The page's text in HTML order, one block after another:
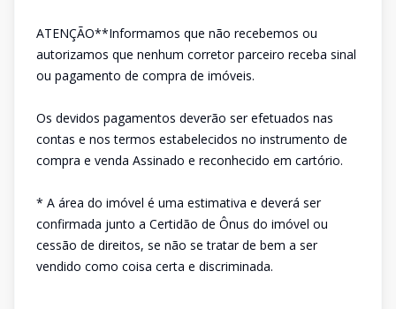
ATENÇÃO**Informamos que não recebemos ou
autorizamos que nenhum corretor parceiro receba sinal
ou pagamento de compra de imóveis.
Os devidos pagamentos deverão ser efetuados nas
contas e nos termos estabelecidos no instrumento de
compra e venda Assinado e reconhecido em cartório.
* A área do imóvel é uma estimativa e deverá ser
confirmada junto a Certidão de Ônus do imóvel ou
cessão de direitos, se não se tratar de bem a ser
vendido como coisa certa e discriminada.